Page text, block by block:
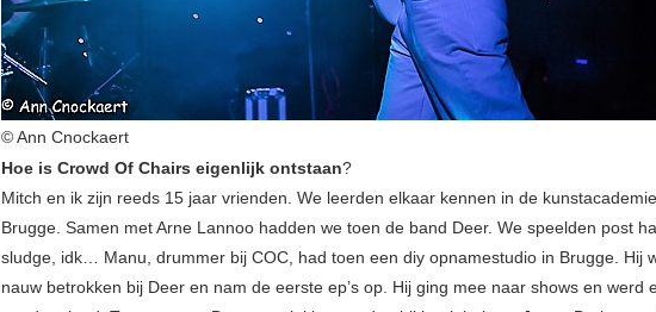
© Ann Cnockaert
Hoe is Crowd Of Chairs eigenlijk ontstaan?
Mitch en ik zijn reeds 15 jaar vrienden. We leerden elkaar kennen in de
Brugge. Samen met Arne Lannoo hadden we toen de band Deer. We speelden post
sludge, idk… Manu, drummer bij COC, had toen een diy opnamestudio in Brugge. Hij
nauw betrokken bij Deer en nam de eerste ep’s op. Hij ging mee naar shows en werd